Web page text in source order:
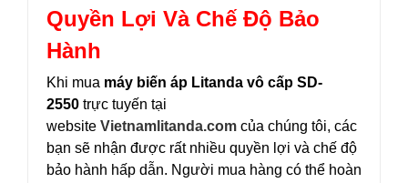
Quyền Lợi Và Chế Độ Bảo
Hành
Khi mua máy biến áp Litanda vô cấp SD-
2550 trực tuyến tại
website Vietnamlitanda.com của chúng tôi, các
bạn sẽ nhận được rất nhiều quyền lợi và chế độ
bảo hành hấp dẫn. Người mua hàng có thể hoàn